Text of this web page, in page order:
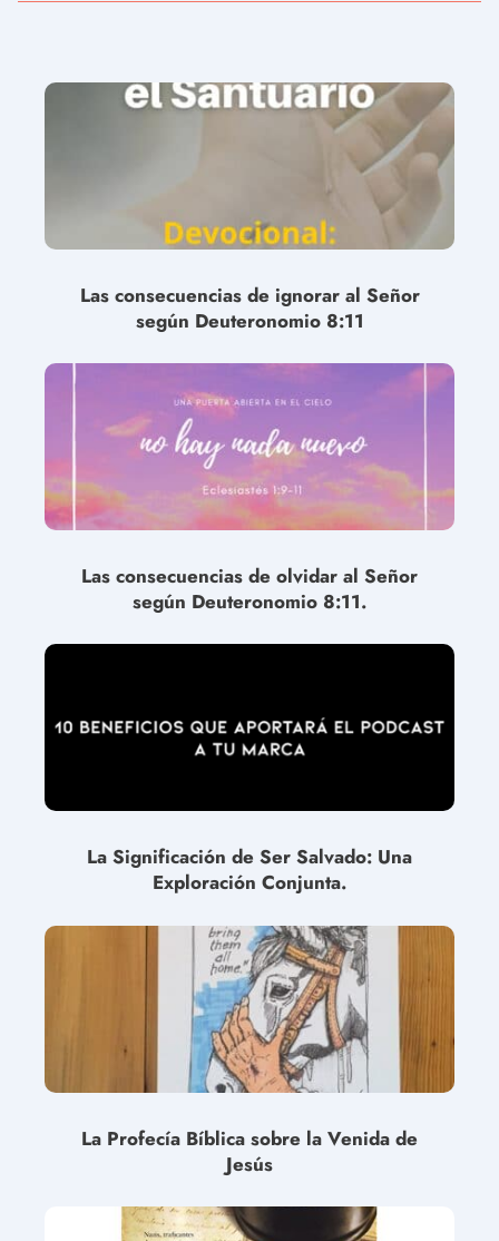
Las consecuencias de ignorar al Señor
según Deuteronomio 8:11
Las consecuencias de olvidar al Señor
según Deuteronomio 8:11.
La Significación de Ser Salvado: Una
Exploración Conjunta.
La Profecía Bíblica sobre la Venida de
Jesús